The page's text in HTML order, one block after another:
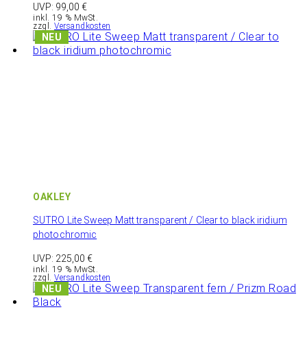
UVP: 99,00 €
inkl. 19 % MwSt.
zzgl. Versandkosten
OAKLEY
SUTRO Lite Sweep Matt transparent / Clear to black iridium
photochromic
UVP: 225,00 €
inkl. 19 % MwSt.
zzgl. Versandkosten